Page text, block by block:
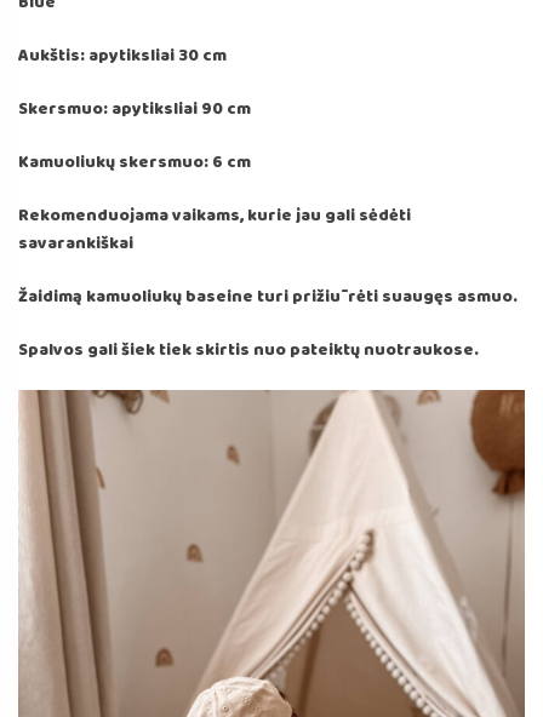
Aukštis: apytiksliai 30 cm
Skersmuo: apytiksliai 90 cm
Kamuoliukų skersmuo: 6 cm
Rekomenduojama vaikams, kurie jau gali sėdėti
savarankiškai
Žaidimą kamuoliukų baseine turi prižiūrėti suaugęs asmuo.
Spalvos gali šiek tiek skirtis nuo pateiktų nuotraukose.